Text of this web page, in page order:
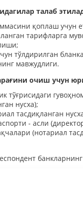
талаб
қоплаш учун
тарифларга
тўлдирилган
мавжудлиги.
очиш учун
тўғрисидаги
нусха);
тасдиқланган
- асли
(нотариал
банкларнинг